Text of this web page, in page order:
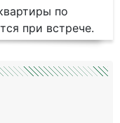
по
при встрече.